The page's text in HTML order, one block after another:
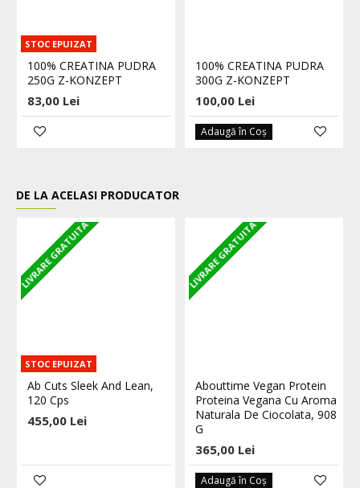
STOC EPUIZAT
100% CREATINA PUDRA
250G Z-KONZEPT
83,00 Lei
100% CREATINA PUDRA
300G Z-KONZEPT
100,00 Lei
Adaugă în Coş
DE LA ACELASI PRODUCATOR
LIVRARE GRATUITA
STOC EPUIZAT
Ab Cuts Sleek And Lean,
120 Cps
455,00 Lei
LIVRARE GRATUITA
Abouttime Vegan Protein
Proteina Vegana Cu Aroma
Naturala De Ciocolata, 908
G
365,00 Lei
Adaugă în Coş